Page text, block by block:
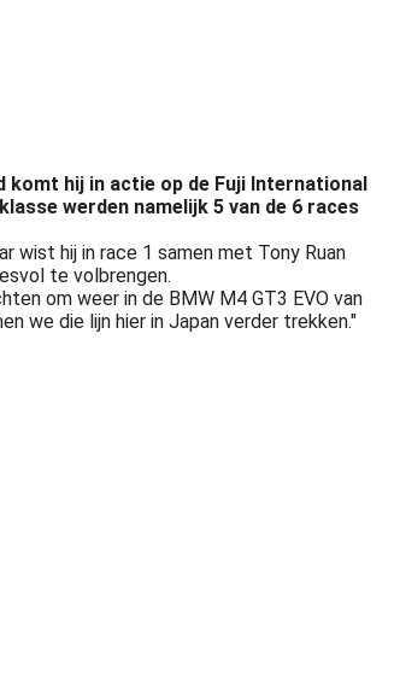
komt hij in actie op de Fuji International
werden namelijk 5 van de 6 races
wist hij in race 1 samen met Tony Ruan
te volbrengen.
om weer in de BMW M4 GT3 EVO van
we die lijn hier in Japan verder trekken."